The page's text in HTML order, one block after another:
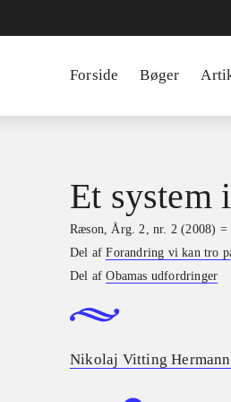
Forside Bøger
Et system
Ræson,Årg. 2, nr. 2 (2008) =
Del afForandring vi kan tro
Del afObamas udfordringer
Nikolaj Vitting Hermann